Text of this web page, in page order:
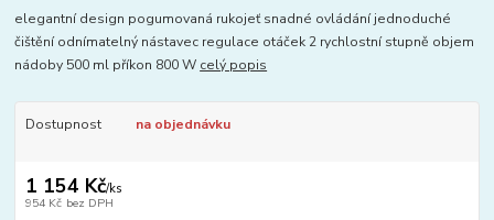
elegantní design pogumovaná rukojeť snadné ovládání jednoduché
čištění odnímatelný nástavec regulace otáček 2 rychlostní stupně objem
nádoby 500 ml příkon 800 W celý popis
Dostupnost na objednávku
1 154 Kč/ks
954 Kč bez DPH